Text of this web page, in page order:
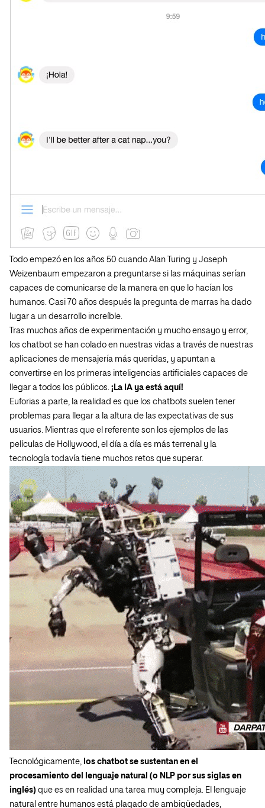
Todo empezó en los años 50 cuando Alan Turing y Joseph
Weizenbaum empezaron a preguntarse si las máquinas serían
capaces de comunicarse de la manera en que lo hacían los
humanos. Casi 70 años después la pregunta de marras ha dado
lugar a un desarrollo increíble.
Tras muchos años de experimentación y mucho ensayo y error,
los chatbot se han colado en nuestras vidas a través de nuestras
aplicaciones de mensajería más queridas, y apuntan a
convertirse en los primeras inteligencias artificiales capaces de
llegar a todos los públicos. ¡La IA ya está aquí!
Euforias a parte, la realidad es que los chatbots suelen tener
problemas para llegar a la altura de las expectativas de sus
usuarios. Mientras que el referente son los ejemplos de las
películas de Hollywood, el día a día es más terrenal y la
tecnología todavía tiene muchos retos que superar.
Tecnológicamente, los chatbot se sustentan en el
procesamiento del lenguaje natural (o NLP por sus siglas en
inglés) que es en realidad una tarea muy compleja. El lenguaje
natural entre humanos está plagado de ambigüedades,